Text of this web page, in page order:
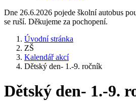
Dne 26.6.2026 pojede školní autobus
se ruší. Děkujeme za pochopení.
Úvodní stránka
ZŠ
Kalendář akcí
Dětský den- 1.-9. ročník
Dětský den- 1.-9.